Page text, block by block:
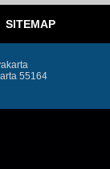
SITEMAP
55164